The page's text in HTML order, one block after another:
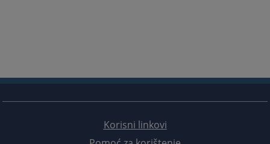
Korisni linkovi